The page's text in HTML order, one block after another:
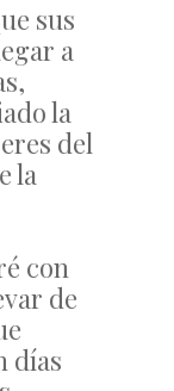
sus
a
la
del
la
con
de
días